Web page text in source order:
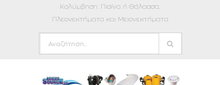
Κολύμβηση: Πισίνα ή Θάλασσα;
Πλεονεκτήματα και Μειονεκτήματα